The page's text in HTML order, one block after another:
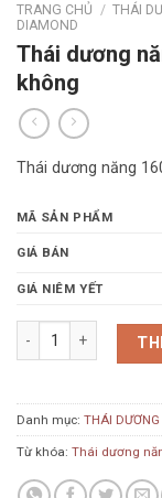
TRANG CHỦ / THÁI
DIAMOND
Thái dương
không
Thái dương năng
MÃ SẢN PHẨM
GIÁ BÁN
GIÁ NIÊM YẾT
Thái dương năng
Danh mục: THÁI
Từ khóa: Thái dương